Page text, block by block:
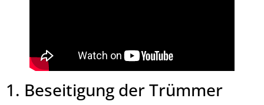
1. Beseitigung der Trümmer